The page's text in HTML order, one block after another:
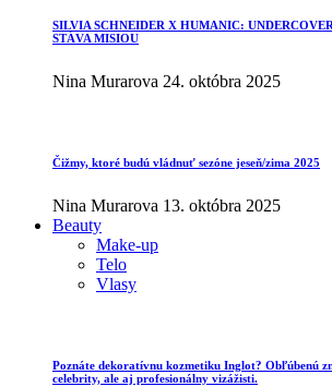
SILVIA SCHNEIDER X HUMANIC:
STÁVA MISIOU
Nina Murarova 24. októbra 2025
Čižmy, ktoré budú vládnuť sezóne jeseň/zima 2025
Nina Murarova 13. októbra 2025
Beauty
Make-up
Telo
Vlasy
Poznáte dekoratívnu kozmetiku Inglot? Obľúbenú
celebrity, ale aj profesionálny vizážisti.